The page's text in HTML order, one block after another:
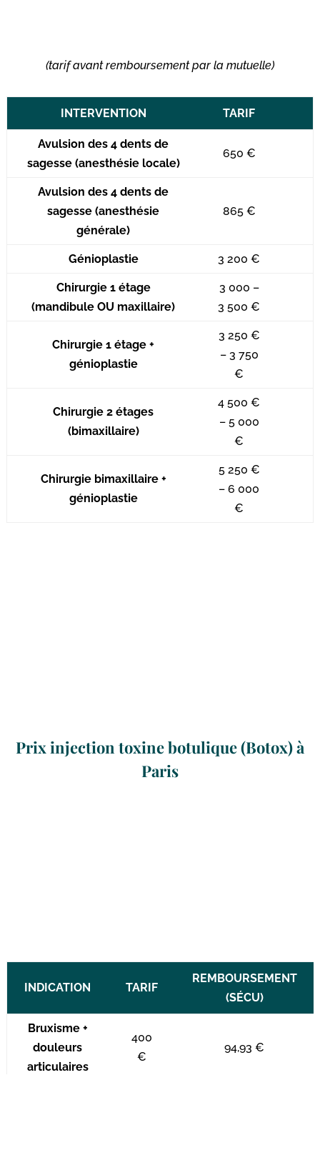
(tarif avant remboursement par la mutuelle)
INTERVENTION TARIF
Avulsion des 4 dents de
sagesse (anesthésie locale)
650 €
Avulsion des 4 dents de
sagesse (anesthésie
générale)
865 €
Génioplastie 3 200 €
Chirurgie 1 étage
(mandibule OU maxillaire)
3 000 –
3 500 €
Chirurgie 1 étage +
génioplastie
3 250 €
– 3 750
€
Chirurgie 2 étages
(bimaxillaire)
4 500 €
– 5 000
€
Chirurgie bimaxillaire +
génioplastie
5 250 €
– 6 000
€
Prix injection toxine botulique (Botox) à
Paris
INDICATION TARIF
REMBOURSEMENT
(SÉCU)
Bruxisme +
douleurs
articulaires
400
€
94,93 €